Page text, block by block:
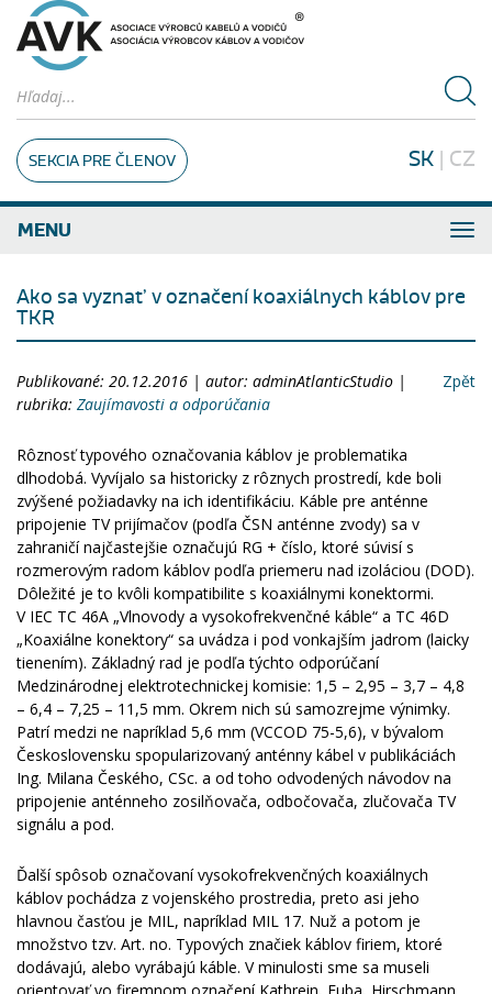
SEKCIA PRE ČLENOV SK | CZ
MENU
Ako sa vyznať v označení koaxiálnych káblov pre
TKR
Publikované: 20.12.2016 | autor: adminAtlanticStudio |
rubrika: Zaujímavosti a odporúčania
Zpět
Rôznosť typového označovania káblov je problematika
dlhodobá. Vyvíjalo sa historicky z rôznych prostredí, kde boli
zvýšené požiadavky na ich identifikáciu. Káble pre anténne
pripojenie TV prijímačov (podľa ČSN anténne zvody) sa v
zahraničí najčastejšie označujú RG + číslo, ktoré súvisí s
rozmerovým radom káblov podľa priemeru nad izoláciou (DOD).
Dôležité je to kvôli kompatibilite s koaxiálnymi konektormi.
V IEC TC 46A „Vlnovody a vysokofrekvenčné káble“ a TC 46D
„Koaxiálne konektory“ sa uvádza i pod vonkajším jadrom (laicky
tienením). Základný rad je podľa týchto odporúčaní
Medzinárodnej elektrotechnickej komisie: 1,5 – 2,95 – 3,7 – 4,8
– 6,4 – 7,25 – 11,5 mm. Okrem nich sú samozrejme výnimky.
Patrí medzi ne napríklad 5,6 mm (VCCOD 75-5,6), v bývalom
Československu spopularizovaný anténny kábel v publikáciách
Ing. Milana Českého, CSc. a od toho odvodených návodov na
pripojenie anténneho zosilňovača, odbočovača, zlučovača TV
signálu a pod.
Ďalší spôsob označovaní vysokofrekvenčných koaxiálnych
káblov pochádza z vojenského prostredia, preto asi jeho
hlavnou časťou je MIL, napríklad MIL 17. Nuž a potom je
množstvo tzv. Art. no. Typových značiek káblov firiem, ktoré
dodávajú, alebo vyrábajú káble. V minulosti sme sa museli